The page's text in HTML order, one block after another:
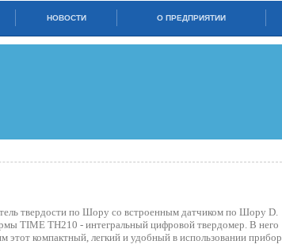
НОВОСТИ О ПРЕДПРИЯТИИ
твердости по Шору со встроенным датчиком по Шору D.
TIME TH210 - интегральный цифровой твердомер. В него
этот компактный, легкий и удобный в использовании прибор